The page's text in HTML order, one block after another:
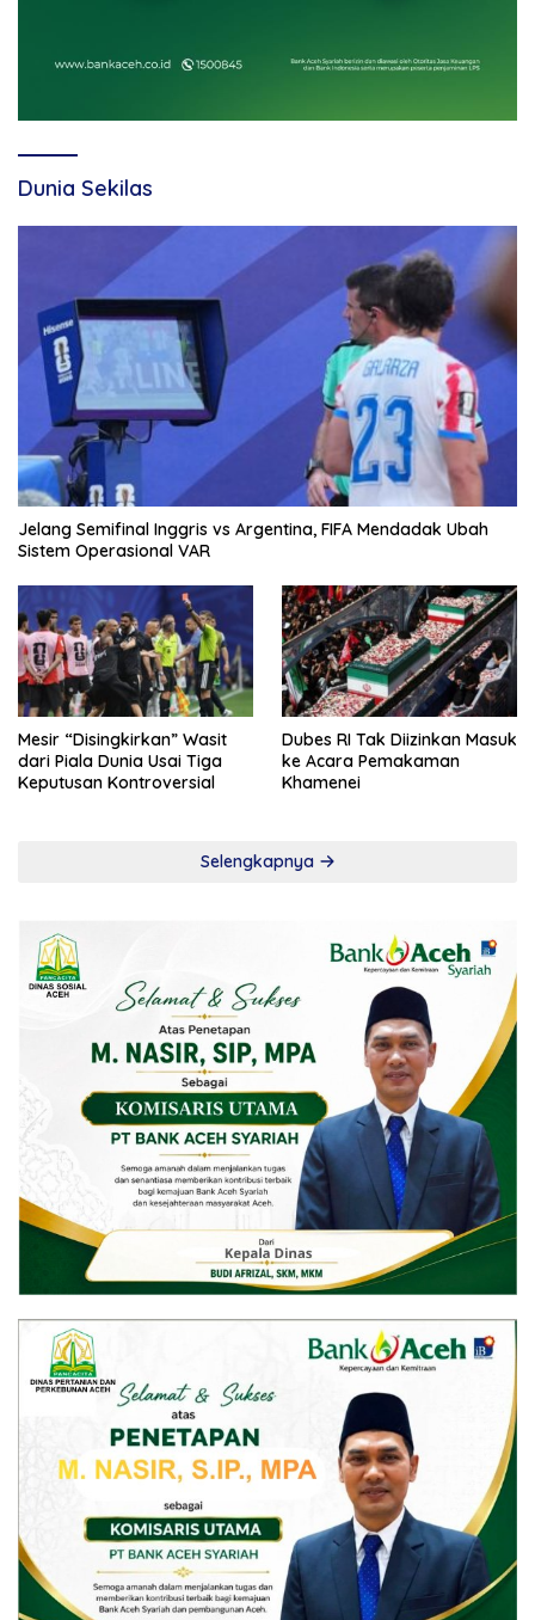
Dunia Sekilas
Jelang Semifinal Inggris vs Argentina, FIFA Mendadak Ubah
Sistem Operasional VAR
Mesir “Disingkirkan” Wasit
dari Piala Dunia Usai Tiga
Keputusan Kontroversial
Dubes RI Tak Diizinkan Masuk
ke Acara Pemakaman
Khamenei
Selengkapnya